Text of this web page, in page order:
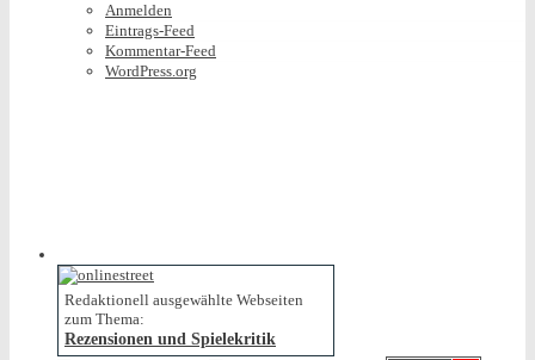
Anmelden
Eintrags-Feed
Kommentar-Feed
WordPress.org
Redaktionell ausgewählte Webseiten
zum Thema:
Rezensionen und Spielekritik